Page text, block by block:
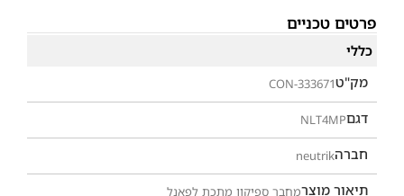
פרטים טכניים
כללי
מק"טCON-333671
דגםNLT4MP
חברהneutrik
תיאור מוצרמחבר ספיקון מתכת לפאנל